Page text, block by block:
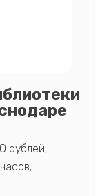
рублей;